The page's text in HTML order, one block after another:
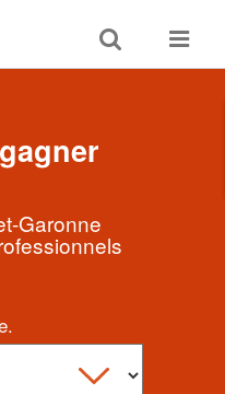
Toggle
search
Toggle
Garonne